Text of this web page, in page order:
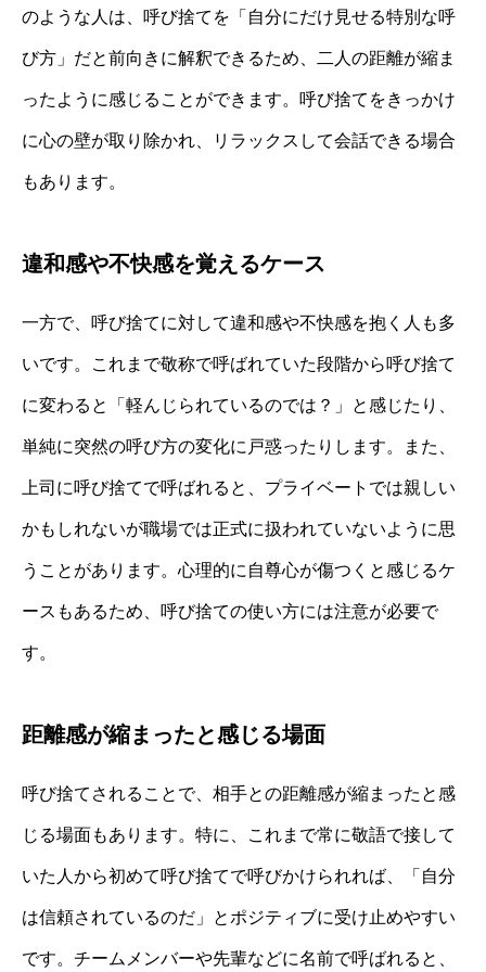
のような人は、呼び捨てを「自分にだけ見せる特別な呼
び方」だと前向きに解釈できるため、二人の距離が縮ま
ったように感じることができます。呼び捨てをきっかけ
に心の壁が取り除かれ、リラックスして会話できる場合
もあります。
違和感や不快感を覚えるケース
一方で、呼び捨てに対して違和感や不快感を抱く人も多
いです。これまで敬称で呼ばれていた段階から呼び捨て
に変わると「軽んじられているのでは？」と感じたり、
単純に突然の呼び方の変化に戸惑ったりします。また、
上司に呼び捨てで呼ばれると、プライベートでは親しい
かもしれないが職場では正式に扱われていないように思
うことがあります。心理的に自尊心が傷つくと感じるケ
ースもあるため、呼び捨ての使い方には注意が必要で
す。
距離感が縮まったと感じる場面
呼び捨てされることで、相手との距離感が縮まったと感
じる場面もあります。特に、これまで常に敬語で接して
いた人から初めて呼び捨てで呼びかけられれば、「自分
は信頼されているのだ」とポジティブに受け止めやすい
です。チームメンバーや先輩などに名前で呼ばれると、